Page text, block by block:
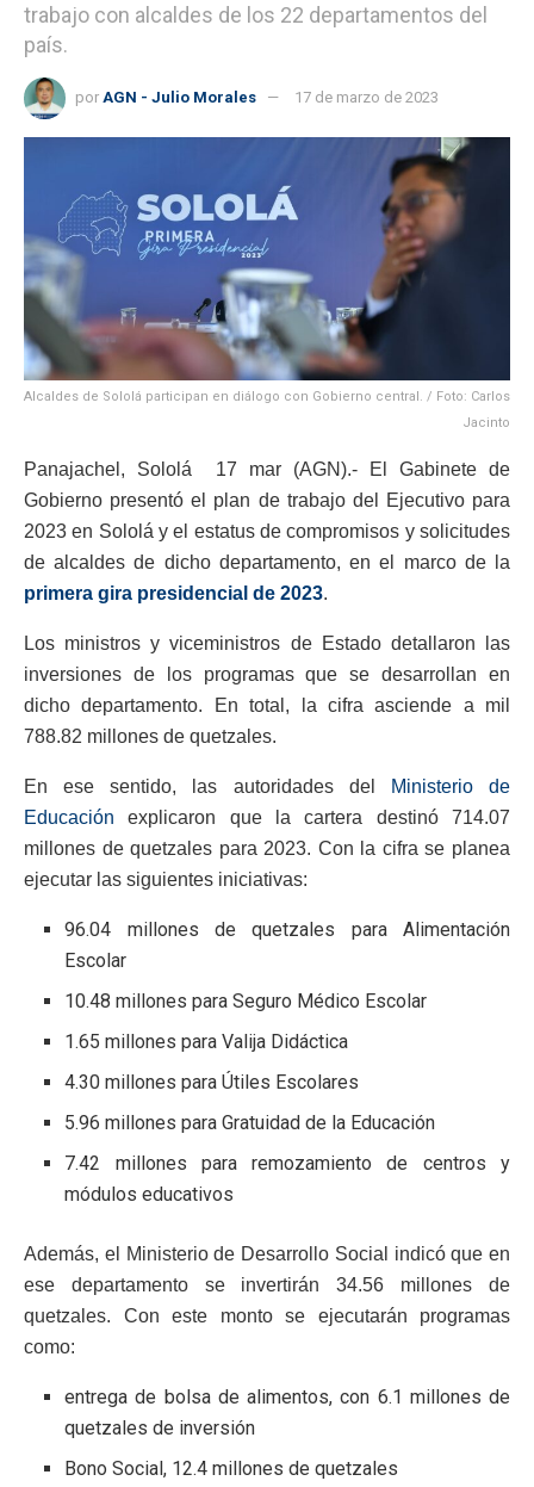
trabajo con alcaldes de los 22 departamentos del
país.
por AGN - Julio Morales 17 de marzo de 2023
Alcaldes de Sololá participan en diálogo con Gobierno central. / Foto: Carlos
Jacinto
Panajachel, Sololá 17 mar (AGN).- El Gabinete de
Gobierno presentó el plan de trabajo del Ejecutivo para
2023 en Sololá y el estatus de compromisos y solicitudes
de alcaldes de dicho departamento, en el marco de la
primera gira presidencial de 2023.
Los ministros y viceministros de Estado detallaron las
inversiones de los programas que se desarrollan en
dicho departamento. En total, la cifra asciende a mil
788.82 millones de quetzales.
En ese sentido, las autoridades del
Ministerio de
Educación explicaron que la cartera destinó 714.07
millones de quetzales para 2023. Con la cifra se planea
ejecutar las siguientes iniciativas:
96.04 millones de quetzales para Alimentación
Escolar
10.48 millones para Seguro Médico Escolar
1.65 millones para Valija Didáctica
4.30 millones para Útiles Escolares
5.96 millones para Gratuidad de la Educación
7.42 millones para remozamiento de centros y
módulos educativos
Además, el Ministerio de Desarrollo Social indicó que en
ese departamento se invertirán 34.56 millones de
quetzales. Con este monto se ejecutarán programas
como:
entrega de bolsa de alimentos, con 6.1 millones de
quetzales de inversión
Bono Social, 12.4 millones de quetzales